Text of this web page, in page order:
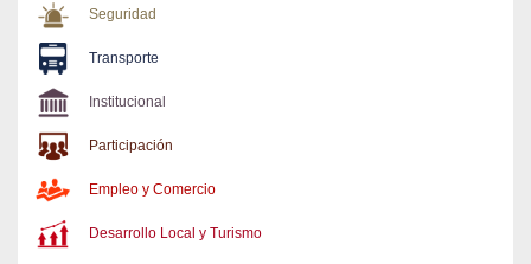
Seguridad
Transporte
Institucional
Participación
Empleo y Comercio
Desarrollo Local y Turismo